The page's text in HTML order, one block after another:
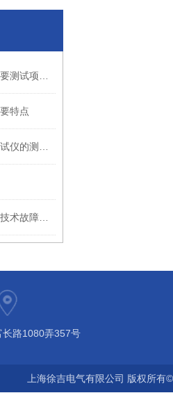
特点
长路1080弄357号
上海徐吉电气有限公司 版权所